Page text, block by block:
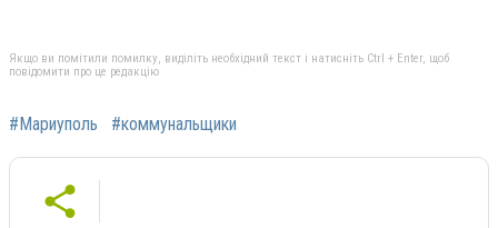
Якщо ви помітили помилку, виділіть необхідний текст і натисніть Ctrl + Enter, щоб
повідомити про це редакцію
#Мариуполь #коммунальщики